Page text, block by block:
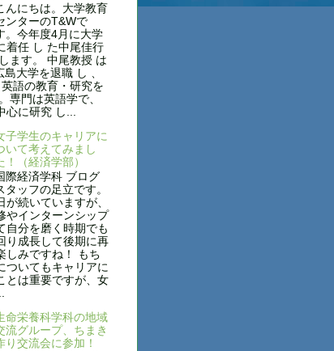
んにちは。大学教育
ンターのT&Wで
。今年度4月に大学
着任 し た中尾佳行
ます。 中尾教授 は
大学を退職 し 、
語の教育・研究を
専門は英語学で、
に研究 し...
子学生のキャリアに
いて考えてみまし
！（経済学部）
際経済学科 ブログ
タッフの足立です。
が続いていますが、
やインターンシップ
自分を磨く時期でも
り成長して後期に再
しみですね！ もち
ついてもキャリアに
とは重要ですが、女
命栄養科学科の地域
流グループ、ちまき
り交流会に参加！